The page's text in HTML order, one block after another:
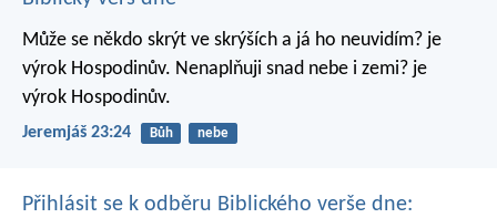
Může se někdo skrýt ve skrýších a já ho neuvidím? je
výrok Hospodinův. Nenaplňuji snad nebe i zemi? je
výrok Hospodinův.
Jeremjáš 23:24 Bůh nebe
Přihlásit se k odběru Biblického verše dne: